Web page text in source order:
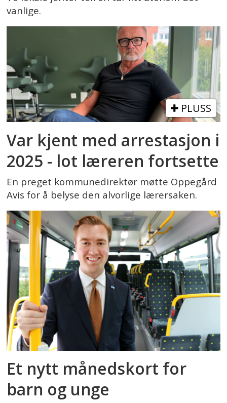
vanlige.
PLUSS
Var kjent med arrestasjon i
2025 - lot læreren fortsette
En preget kommunedirektør møtte Oppegård
Avis for å belyse den alvorlige lærersaken.
Et nytt månedskort for
barn og unge